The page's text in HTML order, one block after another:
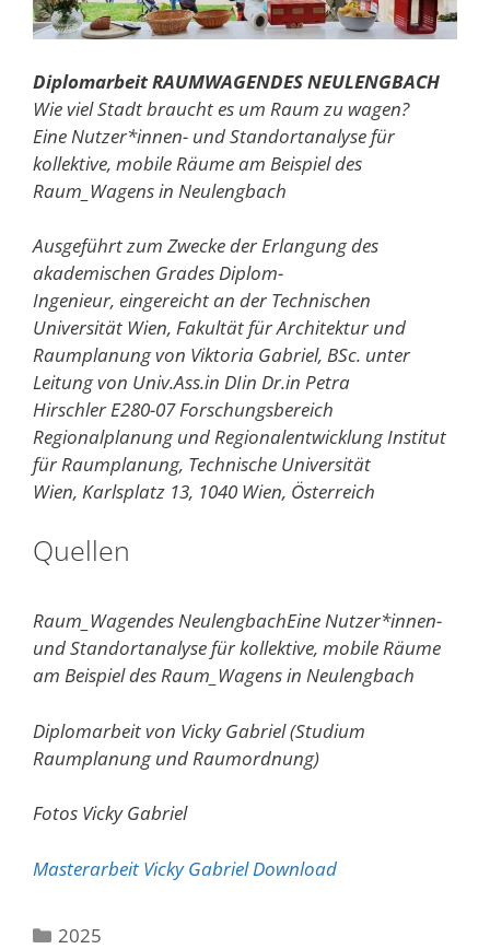
Diplomarbeit RAUMWAGENDES NEULENGBACH
Wie viel Stadt braucht es um Raum zu wagen?
Eine Nutzer*innen- und Standortanalyse für
kollektive, mobile Räume am Beispiel des
Raum_Wagens in Neulengbach
Ausgeführt zum Zwecke der Erlangung des
akademischen Grades Diplom-
Ingenieur, eingereicht an der Technischen
Universität Wien, Fakultät für Architektur und
Raumplanung von Viktoria Gabriel, BSc. unter
Leitung von Univ.Ass.in DIin Dr.in Petra
Hirschler E280-07 Forschungsbereich
Regionalplanung und Regionalentwicklung Institut
für Raumplanung, Technische Universität
Wien, Karlsplatz 13, 1040 Wien, Österreich
Quellen
Raum_Wagendes NeulengbachEine Nutzer*innen-
und Standortanalyse für kollektive, mobile Räume
am Beispiel des Raum_Wagens in Neulengbach
Diplomarbeit von Vicky Gabriel (Studium
Raumplanung und Raumordnung)
Fotos Vicky Gabriel
Masterarbeit Vicky Gabriel Download
Kategorien
2025